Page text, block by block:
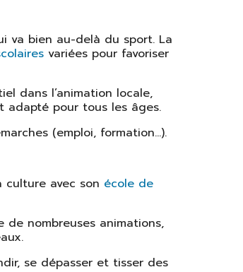
va bien au-delà du sport. La
variées pour favoriser
dans l’animation locale,
adapté pour tous les âges.
(emploi, formation...).
culture avec son école de
de nombreuses animations,
se dépasser et tisser des